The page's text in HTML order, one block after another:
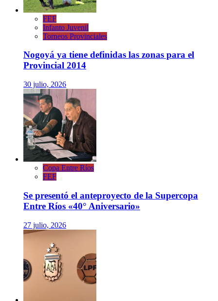
FEF
Infanto Juvenil
Torneos Provinciales
Nogoyá ya tiene definidas las zonas para el
Provincial 2014
30 julio, 2026
Copa Entre Ríos
FEF
Se presentó el anteproyecto de la Supercopa
Entre Ríos «40° Aniversario»
27 julio, 2026